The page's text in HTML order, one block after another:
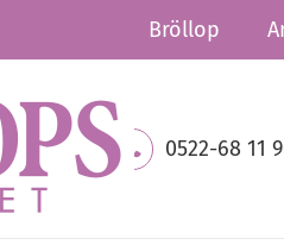
Bröllop
0522-68 11